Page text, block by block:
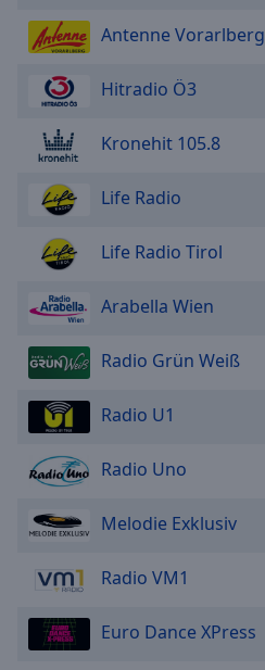
Antenne Vorarlberg
Hitradio Ö3
Kronehit 105.8
Life Radio
Life Radio Tirol
Arabella Wien
Radio Grün Weiß
Radio U1
Radio Uno
Melodie Exklusiv
Radio VM1
Euro Dance XPress